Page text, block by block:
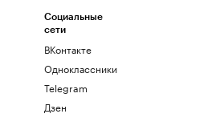
Социальные
сети
ВКонтакте
Одноклассники
Telegram
Дзен